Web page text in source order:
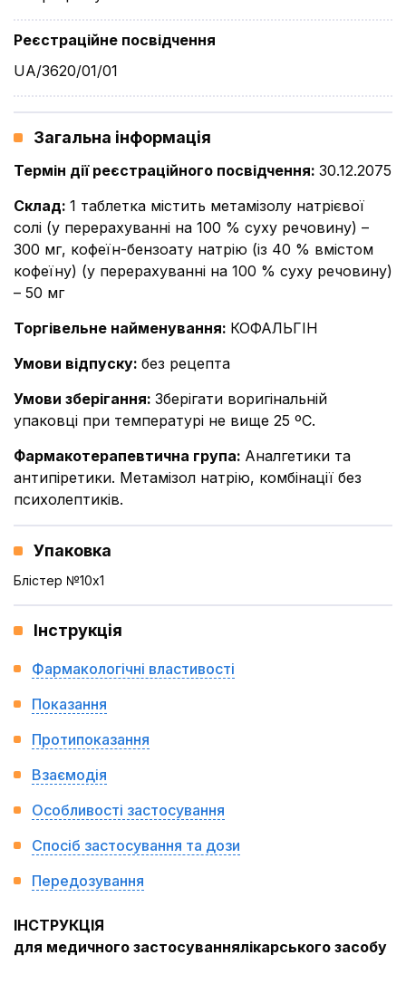
Реєстраційне посвідчення
UA/3620/01/01
Загальна інформація
Термін дії реєстраційного посвідчення: 30.12.2075
Склад: 1 таблетка містить метамізолу натрієвої
солі (у перерахуванні на 100 % суху речовину) –
300 мг, кофеїн-бензоату натрію (із 40 % вмістом
кофеїну) (у перерахуванні на 100 % суху речовину)
– 50 мг
Торгівельне найменування: КОФАЛЬГІН
Умови відпуску: без рецепта
Умови зберігання: Зберігати воригінальній
упаковці при температурі не вище 25 ºС.
Фармакотерапевтична група: Аналгетики та
антипіретики. Метамізол натрію, комбінації без
психолептиків.
Упаковка
Блістер №10x1
Інструкція
Фармакологічні властивості
Показання
Протипоказання
Взаємодія
Особливості застосування
Спосіб застосування та дози
Передозування
ІНСТРУКЦІЯ
для медичного застосуваннялікарського засобу